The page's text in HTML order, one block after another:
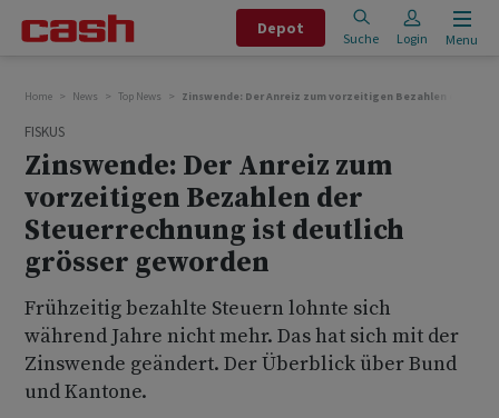
Depot
Suche Login Menu
Home News Top News Zinswende: Der Anreiz zum vorzeitigen Bezahlen der
FISKUS
Zinswende: Der Anreiz zum
vorzeitigen Bezahlen der
Steuerrechnung ist deutlich
grösser geworden
Frühzeitig bezahlte Steuern lohnte sich
während Jahre nicht mehr. Das hat sich mit der
Zinswende geändert. Der Überblick über Bund
und Kantone.